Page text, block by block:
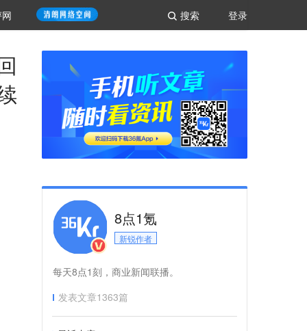
登录
搜索
8点1氪
新锐作者
每天8点1刻，商业新闻联播。
发表文章1363篇